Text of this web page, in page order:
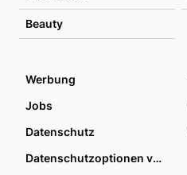
Beauty
Werbung
Jobs
Datenschutz
Datenschutzoptionen verwalten